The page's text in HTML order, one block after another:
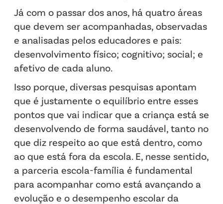
Já com o passar dos anos, há quatro áreas
que devem ser acompanhadas, observadas
e analisadas pelos educadores e pais:
desenvolvimento físico; cognitivo; social; e
afetivo de cada aluno.
Isso porque, diversas pesquisas apontam
que é justamente o equilíbrio entre esses
pontos que vai indicar que a criança está se
desenvolvendo de forma saudável, tanto no
que diz respeito ao que está dentro, como
ao que está fora da escola. E, nesse sentido,
a parceria escola-família é fundamental
para acompanhar como está avançando a
evolução e o desempenho escolar da